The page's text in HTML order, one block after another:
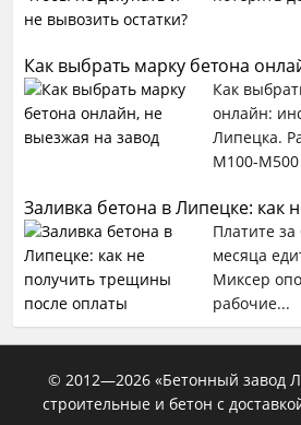
Как выбрать марку бетона
Как
онлайн:
Липецка.
М100-М500
Заливка бетона в Липецке: как
Платите
месяца
Миксер
рабочие...
© 2012—2026«Бетонный завод
строительные и бетон с